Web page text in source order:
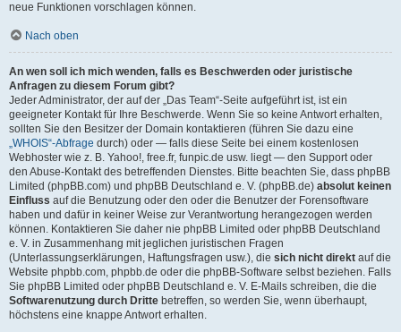
neue Funktionen vorschlagen können.
Nach oben
An wen soll ich mich wenden, falls es Beschwerden oder juristische
Anfragen zu diesem Forum gibt?
Jeder Administrator, der auf der „Das Team“-Seite aufgeführt ist, ist ein
geeigneter Kontakt für Ihre Beschwerde. Wenn Sie so keine Antwort erhalten,
sollten Sie den Besitzer der Domain kontaktieren (führen Sie dazu eine
„WHOIS“-Abfrage durch) oder — falls diese Seite bei einem kostenlosen
Webhoster wie z. B. Yahoo!, free.fr, funpic.de usw. liegt — den Support oder
den Abuse-Kontakt des betreffenden Dienstes. Bitte beachten Sie, dass phpBB
Limited (phpBB.com) und phpBB Deutschland e. V. (phpBB.de) absolut keinen
Einfluss auf die Benutzung oder den oder die Benutzer der Forensoftware
haben und dafür in keiner Weise zur Verantwortung herangezogen werden
können. Kontaktieren Sie daher nie phpBB Limited oder phpBB Deutschland
e. V. in Zusammenhang mit jeglichen juristischen Fragen
(Unterlassungserklärungen, Haftungsfragen usw.), die sich nicht direkt auf die
Website phpbb.com, phpbb.de oder die phpBB-Software selbst beziehen. Falls
Sie phpBB Limited oder phpBB Deutschland e. V. E-Mails schreiben, die die
Softwarenutzung durch Dritte betreffen, so werden Sie, wenn überhaupt,
höchstens eine knappe Antwort erhalten.